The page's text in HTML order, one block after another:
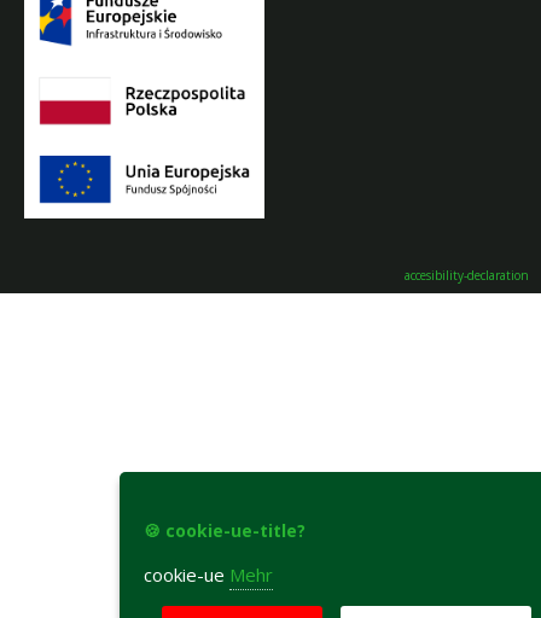
accesibility-declaration
🍪 cookie-ue-title?
cookie-ue Mehr